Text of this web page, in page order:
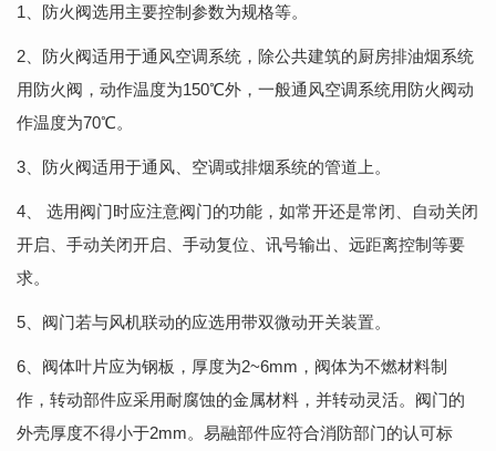
1、防火阀选用主要控制参数为规格等。
2、防火阀适用于通风空调系统，除公共建筑的厨房排油烟系统
用防火阀，动作温度为150℃外，一般通风空调系统用防火阀动
作温度为70℃。
3、防火阀适用于通风、空调或排烟系统的管道上。
4、 选用阀门时应注意阀门的功能，如常开还是常闭、自动关闭
开启、手动关闭开启、手动复位、讯号输出、远距离控制等要
求。
5、阀门若与风机联动的应选用带双微动开关装置。
6、阀体叶片应为钢板，厚度为2~6mm，阀体为不燃材料制
作，转动部件应采用耐腐蚀的金属材料，并转动灵活。阀门的
外壳厚度不得小于2mm。易融部件应符合消防部门的认可标